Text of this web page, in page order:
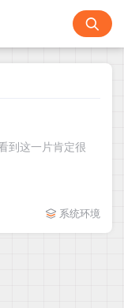
系统环境